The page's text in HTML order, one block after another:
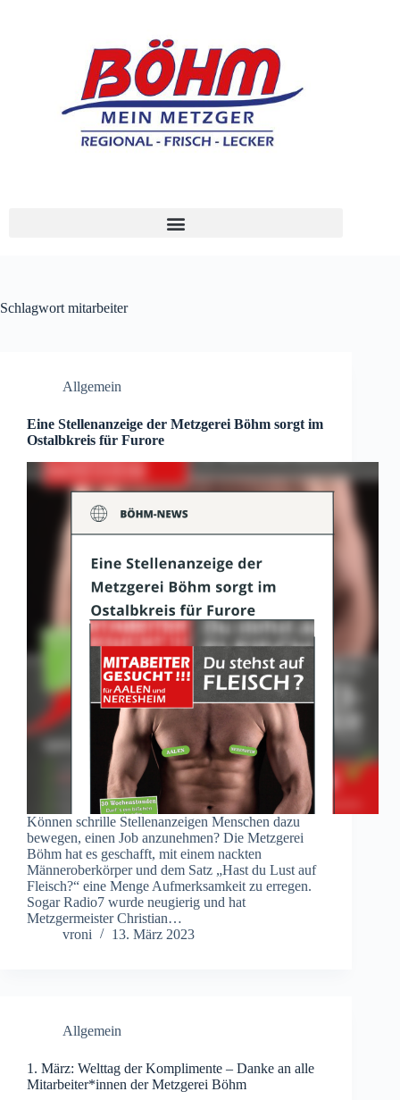
Schlagwort mitarbeiter
Allgemein
Eine Stellenanzeige der Metzgerei Böhm sorgt im
Ostalbkreis für Furore
Können schrille Stellenanzeigen Menschen dazu
bewegen, einen Job anzunehmen? Die Metzgerei
Böhm hat es geschafft, mit einem nackten
Männeroberkörper und dem Satz „Hast du Lust auf
Fleisch?“ eine Menge Aufmerksamkeit zu erregen.
Sogar Radio7 wurde neugierig und hat
Metzgermeister Christian…
vroni
13. März 2023
Allgemein
1. März: Welttag der Komplimente – Danke an alle
Mitarbeiter*innen der Metzgerei Böhm